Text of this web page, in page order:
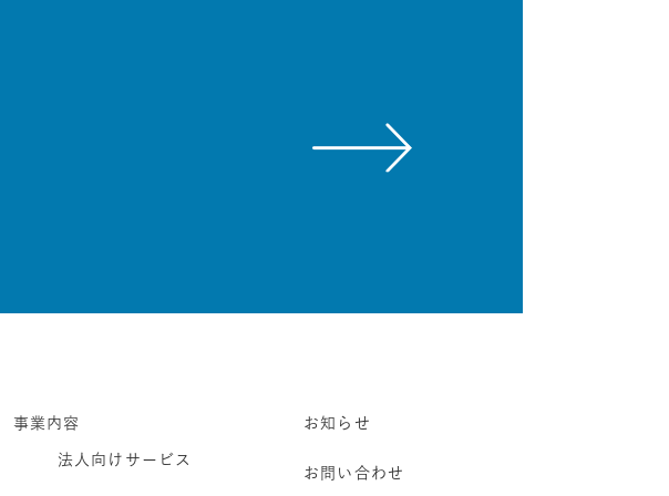
事業内容
法人向けサービス
お知らせ
お問い合わせ